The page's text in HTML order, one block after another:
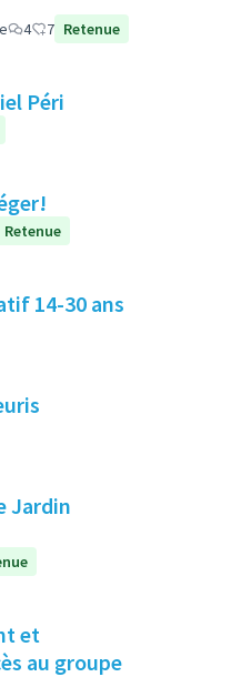
4 7 Retenue
Péri
Retenue
14-30 ans
et
au groupe